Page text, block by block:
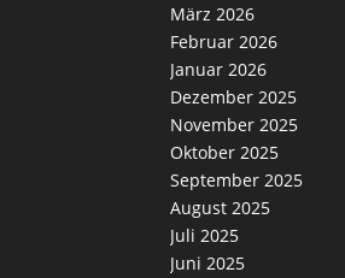
März 2026
Februar 2026
Januar 2026
Dezember 2025
November 2025
Oktober 2025
September 2025
August 2025
Juli 2025
Juni 2025